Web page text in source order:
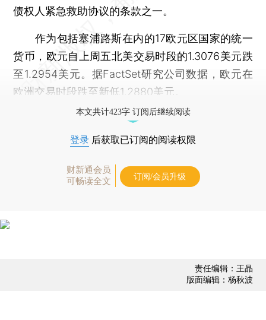
债权人紧急救助协议的条款之一。
作为包括塞浦路斯在内的17欧元区国家的统一
货币，欧元自上周五北美交易时段的1.3076美元跌
至1.2954美元。据FactSet研究公司数据，欧元在
欧洲交易时段跌至新低1.2880美元。
本文共计423字 订阅后继续阅读
登录 后获取已订阅的阅读权限
财新通会员
可畅读全文
订阅/会员升级
责任编辑：王晶
版面编辑：杨秋波